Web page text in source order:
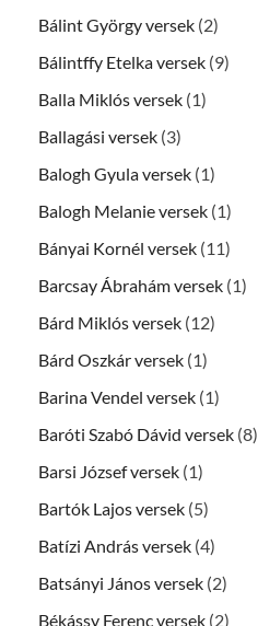
Bálint György versek (2)
Bálintffy Etelka versek (9)
Balla Miklós versek (1)
Ballagási versek (3)
Balogh Gyula versek (1)
Balogh Melanie versek (1)
Bányai Kornél versek (11)
Barcsay Ábrahám versek (1)
Bárd Miklós versek (12)
Bárd Oszkár versek (1)
Barina Vendel versek (1)
Baróti Szabó Dávid versek (8)
Barsi József versek (1)
Bartók Lajos versek (5)
Batízi András versek (4)
Batsányi János versek (2)
Békássy Ferenc versek (2)